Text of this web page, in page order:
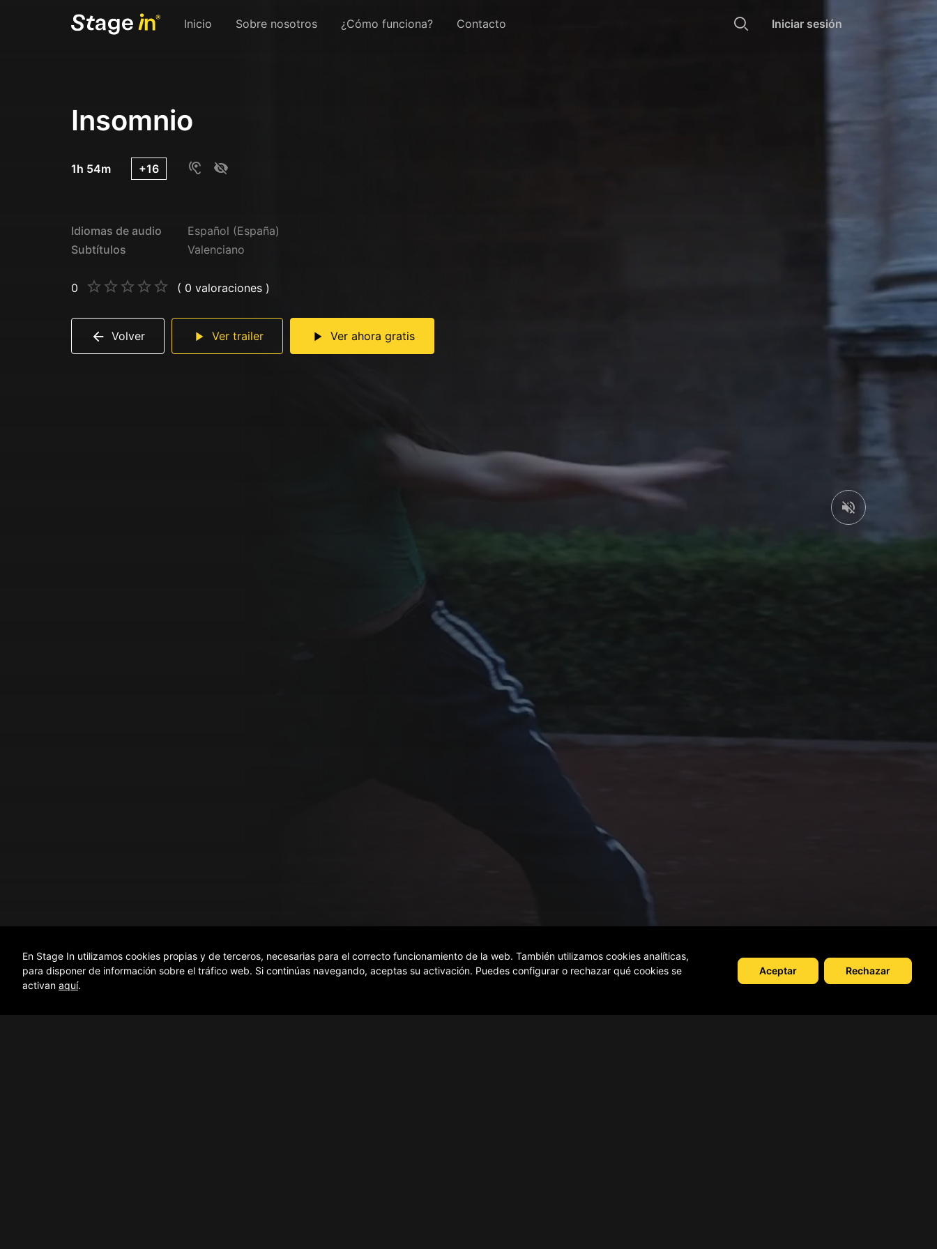
Inicio Sobre nosotros ¿Cómo funciona? Contacto Iniciar sesión
Insomnio
1h 54m +16
Idiomas de audio
Español (España)
Subtítulos
Valenciano
0 ( 0 valoraciones )
Volver Ver trailer Ver ahora gratis
Compartir
INFO GENERAL DETALLES
En Stage In utilizamos cookies propias y de terceros, necesarias para el correcto funcionamiento de la web. También utilizamos cookies analíticas,
para disponer de información sobre el tráfico web. Si continúas navegando, aceptas su activación. Puedes configurar o rechazar qué cookies se
activan aquí.
Aceptar Rechazar